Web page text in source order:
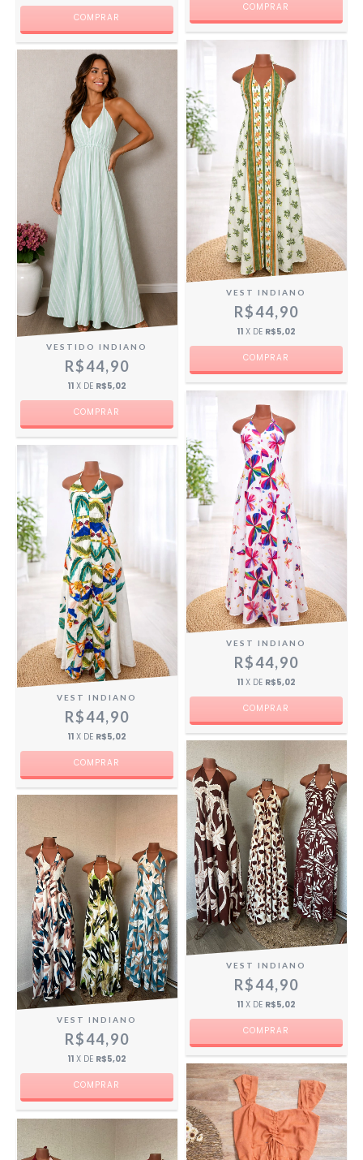
COMPRAR
COMPRAR
VESTIDO INDIANO
R$44,90
11 X DE R$5,02
VEST INDIANO
R$44,90
11 X DE R$5,02
VEST INDIANO
R$44,90
11 X DE R$5,02
VEST INDIANO
R$44,90
11 X DE R$5,02
VEST INDIANO
R$44,90
11 X DE R$5,02
COMPRAR
VEST INDIANO
R$44,90
11 X DE R$5,02
COMPRAR